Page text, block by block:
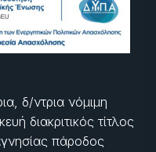
δ/ντρια νόμιμη
διακριτικός τίτλος
πάροδος